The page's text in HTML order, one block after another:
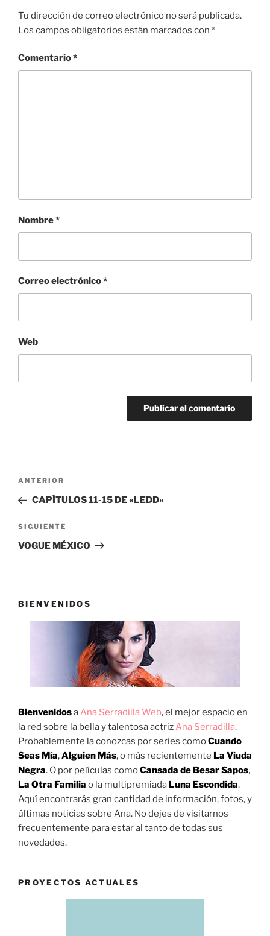
Tu dirección de correo electrónico no será publicada.
Los campos obligatorios están marcados con *
Comentario*
Nombre*
Correo electrónico*
Web
Navegación
entradas
Entrada
anterior:
ANTERIOR
CAPÍTULOS 11-15 DE «LEDD»
Siguiente
entrada
SIGUIENTE
VOGUE MÉXICO
BIENVENIDOS
BienvenidosaAna Serradilla Web, el mejor espacio en
la red sobre la bella y talentosa actrizAna Serradilla.
Probablemente la conozcas por series comoCuando
Seas Mía,Alguien Más, o más recientemente La Viuda
Negra. O por películas comoCansada de Besar Sapos,
La Otra Familia o la multipremiada Luna Escondida.
Aquí encontrarás gran cantidad de información, fotos, y
últimas noticias sobre Ana. No dejes de visitarnos
frecuentemente para estar al tanto de todas sus
novedades.
PROYECTOS ACTUALES